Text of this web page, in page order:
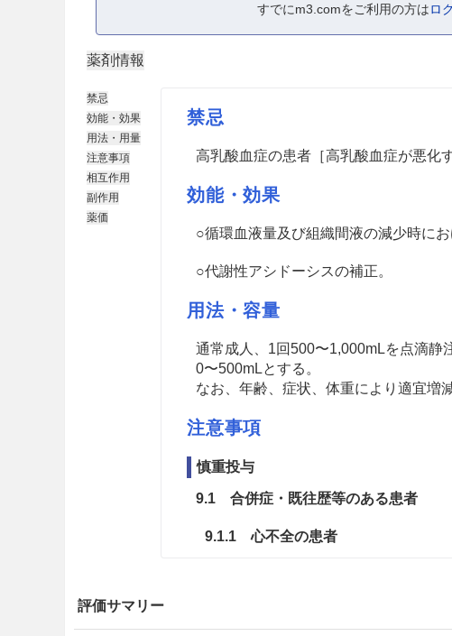
すでにm3.comをご利用の方はロ
薬剤情報
禁忌
効能・効果
用法・用量
注意事項
相互作用
副作用
薬価
禁忌
高乳酸血症の患者［高乳酸血症が悪化
効能・効果
○循環血液量及び組織間液の減少時に
○代謝性アシドーシスの補正。
用法・容量
通常成人、1回500〜1,000mLを点滴静
0〜500mLとする。
なお、年齢、症状、体重により適宜増
注意事項
慎重投与
9.1 合併症・既往歴等のある患者
9.1.1 心不全の患者
評価サマリー